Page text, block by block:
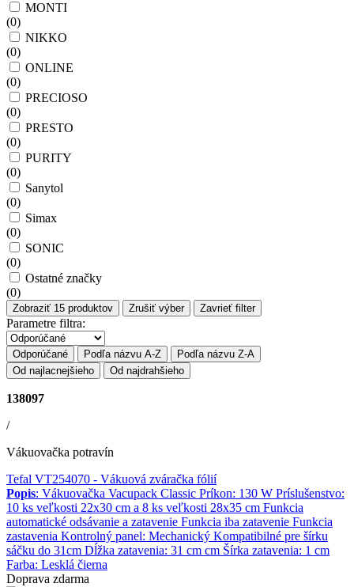
MONTI
(0)
NIKKO
(0)
ONLINE
(0)
PRECIOSO
(0)
PRESTO
(0)
PURITY
(0)
Sanytol
(0)
Simax
(0)
SONIC
(0)
Ostatné značky
(0)
Zobraziť 15 produktov Zrušiť výber Zavrieť filter
Parametre filtra:
Odporúčané Podľa názvu A-Z
Podľa názvu Z-A
Od najlacnejšieho
Od najdrahšieho
138097
/
Vákuovačka potravín
Tefal VT254070 - Vákuová zváračka fólií
Popis: Vákuovačka Vacupack Classic Príkon: 130 W Príslušenstvo:
10 ks veľkosti 22x30 cm a 8 ks veľkosti 28x35 cm Funkcia
automatické odsávanie a zatavenie Funkcia iba zatavenie Funkcia
zastavenia Kontrolný panel: Mechanický Kompatibilné pre šírku
sáčku do 31cm Dĺžka zatavenia: 31 cm cm Šírka zatavenia: 1 cm
Farba: Lesklá čierna
Doprava zdarma